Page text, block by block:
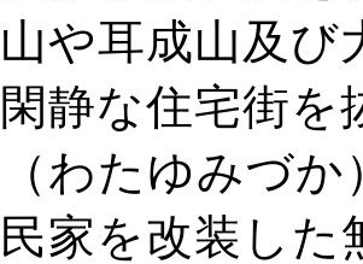
山や耳成山及び
閑静な住宅街を
（わたゆみづ
民家を改装し